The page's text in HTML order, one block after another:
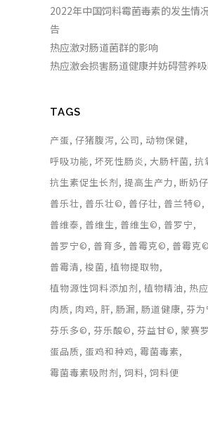
2022年中国饲料霉菌毒素的发生情
告
热应激对肠道菌群的影响
热应激会损害肠道健康并妨碍营养
TAGS
产蛋 仔猪腹泻 公司 动物保健
呼吸功能 坏死性肠炎 大肠杆菌 抗
抗生素促生长剂 提高生产力 断奶
普乐壮 普乐壮© 普仔壮 普兰特©
普维泰 普维生 普维生© 普罗宁
普罗宁© 普育多 普霉克© 普霉克©
普霉清 梭菌 植物提取物
植物源性饲料添加剂 植物精油 热
肉质 肉鸡 肝 肠漏 肠道健康 芬
芬乐多© 芬乐酸© 芬益甘© 蒙赛
蛋品质 蛋鸡和种鸡 霉菌毒素
霉菌毒素吸附剂 饲料 饲料便